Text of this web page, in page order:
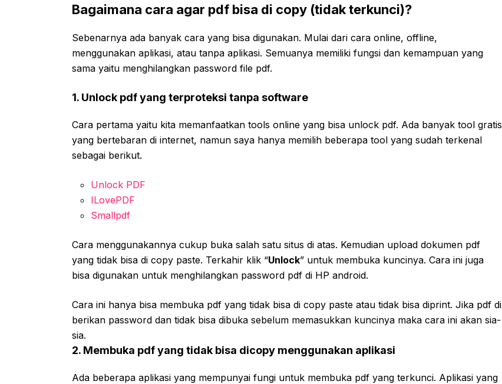
Bagaimana cara agar pdf bisa di copy (tidak terkunci)?
Sebenarnya ada banyak cara yang bisa digunakan. Mulai dari cara online, offline,
menggunakan aplikasi, atau tanpa aplikasi. Semuanya memiliki fungsi dan kemampuan yang
sama yaitu menghilangkan password file pdf.
1. Unlock pdf yang terproteksi tanpa software
Cara pertama yaitu kita memanfaatkan tools online yang bisa unlock pdf. Ada banyak tool gratis
yang bertebaran di internet, namun saya hanya memilih beberapa tool yang sudah terkenal
sebagai berikut.
Unlock PDF
ILovePDF
Smallpdf
Cara menggunakannya cukup buka salah satu situs di atas. Kemudian upload dokumen pdf
yang tidak bisa di copy paste. Terkahir klik “Unlock” untuk membuka kuncinya. Cara ini juga
bisa digunakan untuk menghilangkan password pdf di HP android.
Cara ini hanya bisa membuka pdf yang tidak bisa di copy paste atau tidak bisa diprint. Jika pdf di
berikan password dan tidak bisa dibuka sebelum memasukkan kuncinya maka cara ini akan sia-
sia.
2. Membuka pdf yang tidak bisa dicopy menggunakan aplikasi
Ada beberapa aplikasi yang mempunyai fungi untuk membuka pdf yang terkunci. Aplikasi yang